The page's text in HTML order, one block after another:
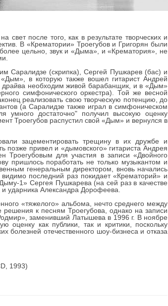
после того, как в результате творческих и
В «Крематории» Троегубов и Григорян были
цельно, звук и «Дыма», и «Крематория», не
Саралидзе (скрипка), Сергей Пушкарев (бас) и
в которую также вошел гитарист Андрей
драйва необходим живой барабанщик, и в «Дым»
симфонического оркестра). Той же весной
реализовать свою творческую потенцию, до
(а Саралидзе также играл в симфоническом
умного достаточно" получил высокую оценку
Троегубов распустил свой «Дым» и вернулся в
зацементировать трещину в их дружбе и
позже привел и «дымовского» гитариста Андрея
Троегубовым для участия в записи «Двойного
пришлось поработать не только музыкантом и
генеральным директором, вновь начались
последний раз покидает «Крематорий» и
1» Сергея Пушкарева (на сей раз в качестве
ударника Александра Дорофеева.
«тяжелого» альбома, нечто среднего между
к песням Троегубова, однако на записи
заменивший Латышева в 1996 г. В ноябре
как публики, так и критики, поскольку
болезней отечественного шоу-бизнеса и отказа
1993)